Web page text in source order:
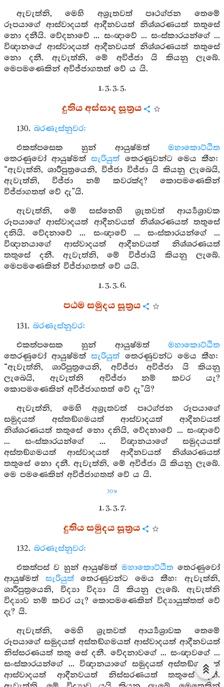
ඇවැත්නි, මෙහි අශ්‍රැතවත් පෘථග්ජන තෙමේ
රූපයාගේ ආස්වාදයත් ආදීනවයත් නිශ්ශරණයත් තතුසේ
නො දනීයි. වේදනාවේ ... සංඥාවේ ... සංස්කාරයන්ගේ ...
විඥානයේ ආස්වාදයත් ආදීනවයත් නිශ්ශරණයත් තතුසේ
නො දනී. ඇවැත්නි, මේ අවිජ්ජා යි කියනු ලැබේ.
මෙපමණෙකින් අවිජ්ජාගතත් වේ ය යි.
1. 3. 3. 5.
දුතිය අස්සාද සූත්‍රය
130. බරණැස්නුවර:
එකත්පසෙක හුන් ආයුෂ්මත් මහාකොට්ඨිත
තෙරණුවෝ ආයුෂ්මත්සැරියුත්තෙරණුවන්ට මෙය කීහ:
“ඇවැත්නි, ශාරීපුත්‍රයෙනි, විජ්ජා විජ්ජා යි කියනු ලැබෙයි,
ඇවැත්නි, විජ්ජා නම් කවරක්ද? කොපමණෙකින්
විජ්ජාගතත් වේ දැ”යි.
ඇවැත්නි, මේ සස්නෙහි ශ්‍රැතවත් ආර්‍ය්‍යශ්‍රාවක
රූපයාගේ ආස්වාදයත් ආදීනවයත් නිශ්ශරණයත් තතුසේ
දනියි. වේදනාවේ ... සංඥාවේ ... සංස්කාරයන්ගේ ...
විඥානයාගේ ආස්වාදයත් ආදීනවයත් නිශ්ශරණයත්
තතුසේ දනී. ඇවැත්නි, මේ විජ්ජායි කියනු ලැබේ.
මෙපමණෙකින් විජ්ජාගතත් වේ යයි.
1. 3. 3. 6.
පඨම සමුදය සූත්‍රය
131. බරණැස්නුවර:
එකත්පසෙක හුන් ආයුෂ්මත් මහාකොට්ඨිත
තෙරණුවෝ ආයුෂ්මත්සැරියුත්තෙරණුවන්ට මෙය කීහ:
“ඇවැත්නි, ශාරිපුත්‍රයෙනි, අවිජ්ජා අවිජ්ජා යි කියනු
ලැබෙයි, ඇවැත්නි අවිජ්ජා නම් කවර යැ?
කොපමණෙකින් අවිජ්ජාගතත් වේ දැ”යි?
ඇවැත්නි, මෙහි අශ්‍රැතවත් පෘථග්ජන රූපයාගේ
සමුදයත් අස්තඞ්ගමයත් ආස්වාදයත් ආදීනවයත්
නිශ්ශරණයත් තතුසේ නො දනියි, වේදනාවේ ... සංඥාවේ
... සංස්කාරයන්ගේ ... විඥානයාගේ සමුදයයත්
අස්තඞ්ගමයත් ආස්වාදයත් ආදීනවයත් නිශ්ශරණයත්
තතුසේ නො දනී. ඇවැත්නි, මේ අවිජ්ජා යි කියනු ලැබේ.
මෙ පමණෙකින් අවිජ්ජාගතත් වේ ය යි.
309
1. 3. 3. 7.
දුතිය සමුදය සූත්‍රය
132. බරණැස්නුවර:
එකත්පස් ව හුන් ආයුෂ්මත් මහාකොට්ඨිත තෙරණුවෝ
ආයුෂ්මත් සැරියුත්තෙරණුවන්ට මෙය කීහ: ඇවැත්නි,
ශාරීපුත්‍රයෙනි, විද්‍යා විද්‍යා යි කියනු ලැබේ. ඇවැත්නි
විද්‍යාව නම් කවර යැ? කොපමණෙකින් විද්‍යායුක්තත් වේ
දැ? යි.
ඇවැත්නි, මෙහි ශ්‍රැතවත් ආර්‍ය්‍යශ්‍රාවක තෙමේ
රූපයාගේ සමුදයත් අස්තඞ්ගමයත් ආස්වාදයත් ආදීනවයත්
නිස්සරණයත් තතු සේ දනී. වේදනාවගේ ... සංඥාවගේ ...
සංස්කාරයන්ගේ ... විඥානයාගේ සමුදයත් අස්තඞ්ගමයත්
ආස්වාදයත් ආදීනවයත් නිස්සරණයත් තතුසේ දනී.